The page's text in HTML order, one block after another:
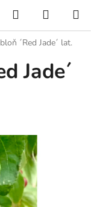
Hledat
KOŠÍK
´Red Jade´ lat.
Jade´